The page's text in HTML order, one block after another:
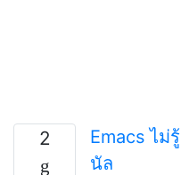
2
Emacs ไม่
นัล